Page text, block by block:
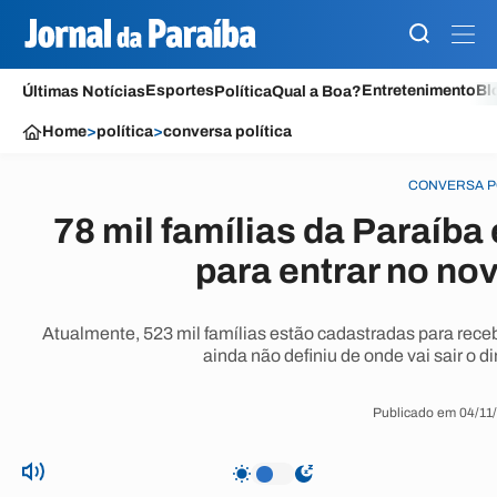
Últimas NotíciasEsportesPolíticaQual a Boa?Entretenimento
Home>política>conversa política
CONVERSA
78 mil famílias da
para entrar no
Atualmente, 523 mil famílias estão cadastradas para
ainda não definiu de onde vai sair o
Publicado em 04/